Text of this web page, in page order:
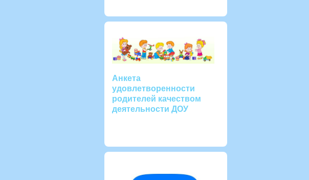
Анкета
удовлетворенности
родителей качеством
деятельности ДОУ